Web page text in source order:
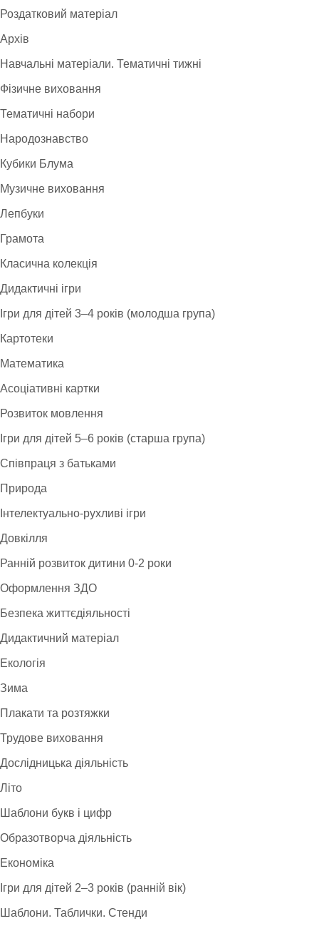
Роздатковий матеріал
Архів
Навчальні матеріали. Тематичні тижні
Фізичне виховання
Тематичні набори
Народознавство
Кубики Блума
Музичне виховання
Лепбуки
Грамота
Класична колекція
Дидактичні ігри
Ігри для дітей 3–4 років (молодша група)
Картотеки
Математика
Асоціативні картки
Розвиток мовлення
Ігри для дітей 5–6 років (старша група)
Співпраця з батьками
Природа
Інтелектуально-рухливі ігри
Довкілля
Ранній розвиток дитини 0-2 роки
Оформлення ЗДО
Безпека життєдіяльності
Дидактичний матеріал
Екологія
Зима
Плакати та розтяжки
Трудове виховання
Дослідницька діяльність
Літо
Шаблони букв і цифр
Образотворча діяльність
Економіка
Ігри для дітей 2–3 років (ранній вік)
Шаблони. Таблички. Стенди